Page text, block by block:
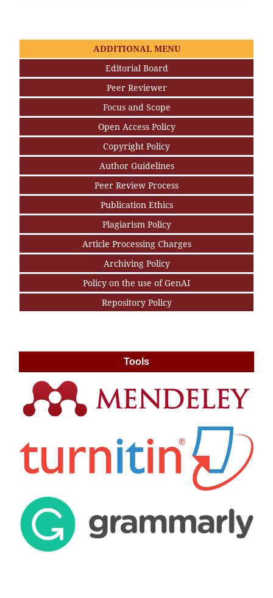
ADDITIONAL MENU
Editorial Board
Peer Reviewer
Focus and Scope
Open Access Policy
Copyright Policy
Author Guidelines
Peer Review Process
Publication Ethics
Plagiarism Policy
Article Processing Charges
Archiving Policy
Policy on the use of GenAI
Repository Policy
Tools